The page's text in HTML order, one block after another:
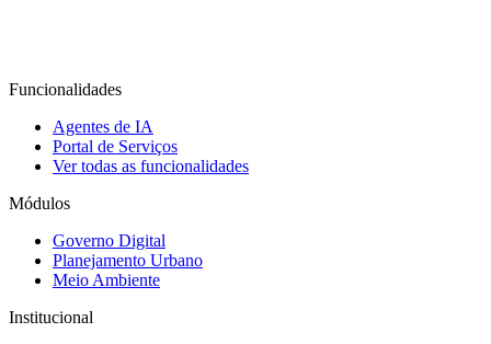
Funcionalidades
Agentes de IA
Portal de Serviços
Ver todas as funcionalidades
Módulos
Governo Digital
Planejamento Urbano
Meio Ambiente
Institucional